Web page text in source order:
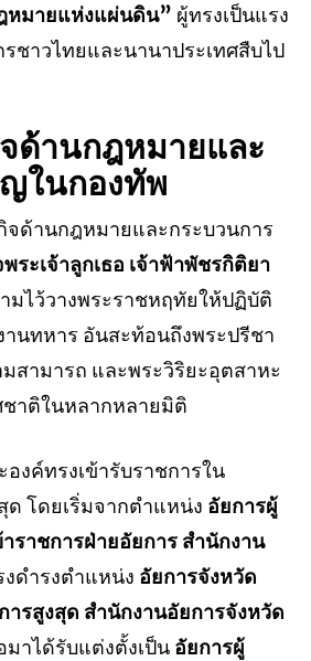
หมายแห่งแผ่นดิน” ผู้ทรงเป็นแรง
ชาวไทยและนานาประเทศสืบไป
ด้านกฎหมายและ
ในกองทัพ
ด้านกฎหมายและกระบวนการ
ระเจ้าลูกเธอ เจ้าฟ้าพัชรกิติยา
มไว้วางพระราชหฤทัยให้ปฏิบัติ
นทหาร อันสะท้อนถึงพระปรีชา
สามารถ และพระวิริยะอุตสาหะ
ชาติในหลากหลายมิติ
งค์ทรงเข้ารับราชการใน
ด โดยเริ่มจากตำแหน่ง อัยการผู้
าชการฝ่ายอัยการ สำนักงาน
ดำรงตำแหน่ง อัยการจังหวัด
ารสูงสุด สำนักงานอัยการจังหวัด
มาได้รับแต่งตั้งเป็น อัยการผู้